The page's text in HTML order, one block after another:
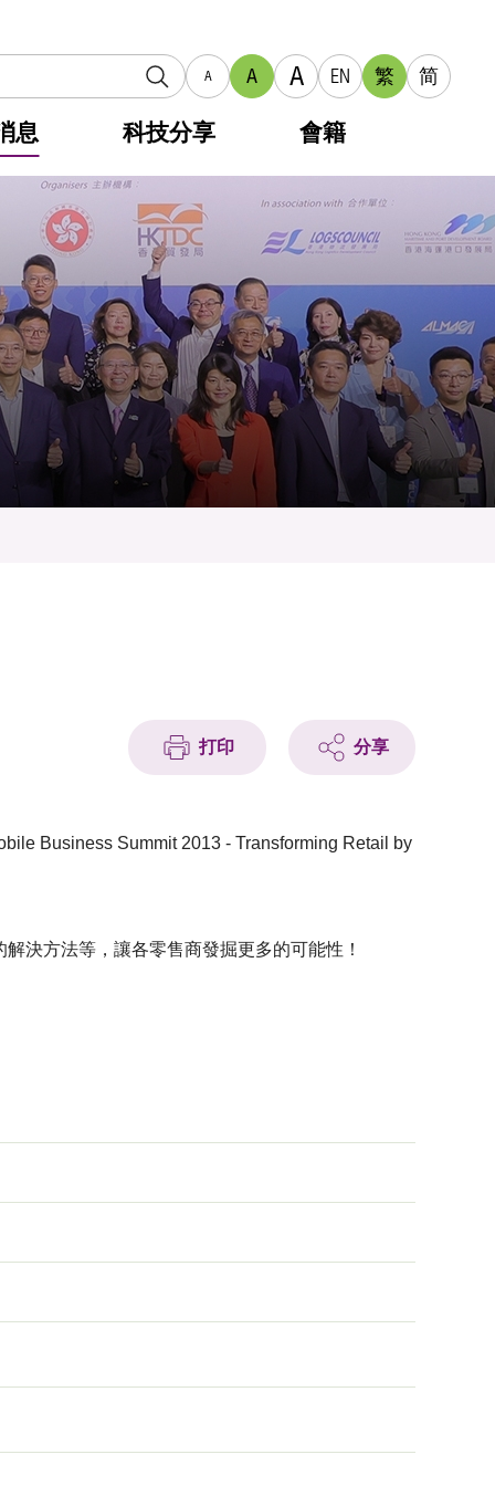
A A A EN 繁 简
息 科技分享 會籍
打印 分享
Business Summit 2013 - Transforming Retail by
決方法等，讓各零售商發掘更多的可能性！